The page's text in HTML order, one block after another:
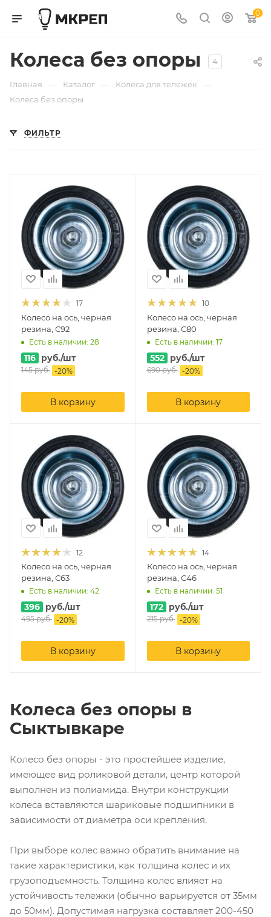
0
Колеса без опоры 4
Главная — Каталог — Колеса для тележек —
Колеса без опоры
ФИЛЬТР
17
Колесо на ось, черная
резина, С92
Есть в наличии: 28
116 руб./шт
145руб. -20%
В корзину
10
Колесо на ось, черная
резина, С80
Есть в наличии: 17
552 руб./шт
690руб. -20%
В корзину
12
Колесо на ось, черная
резина, С63
Есть в наличии: 42
396 руб./шт
495руб. -20%
В корзину
14
Колесо на ось, черная
резина, С46
Есть в наличии: 51
172 руб./шт
215руб. -20%
В корзину
Колеса без опоры в
Сыктывкаре
Колесо без опоры - это простейшее изделие,
имеющее вид роликовой детали, центр которой
выполнен из полиамида. Внутри конструкции
колеса вставляются шариковые подшипники в
зависимости от диаметра оси крепления.
При выборе колес важно обратить внимание на
такие характеристики, как толщина колес и их
грузоподъемность. Толщина колес влияет на
устойчивость тележки (обычно варьируется от 35мм
до 50мм). Допустимая нагрузка составляет 200-450